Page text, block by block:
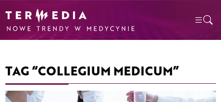
TAG “COLLEGIUM MEDICUM”